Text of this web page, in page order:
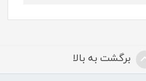
برگشت به بالا